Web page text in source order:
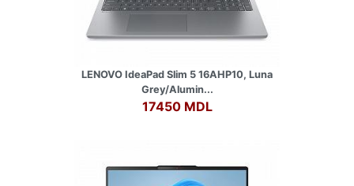
LENOVO IdeaPad Slim 5 16AHP10, Luna
Grey/Alumin...
17450 MDL